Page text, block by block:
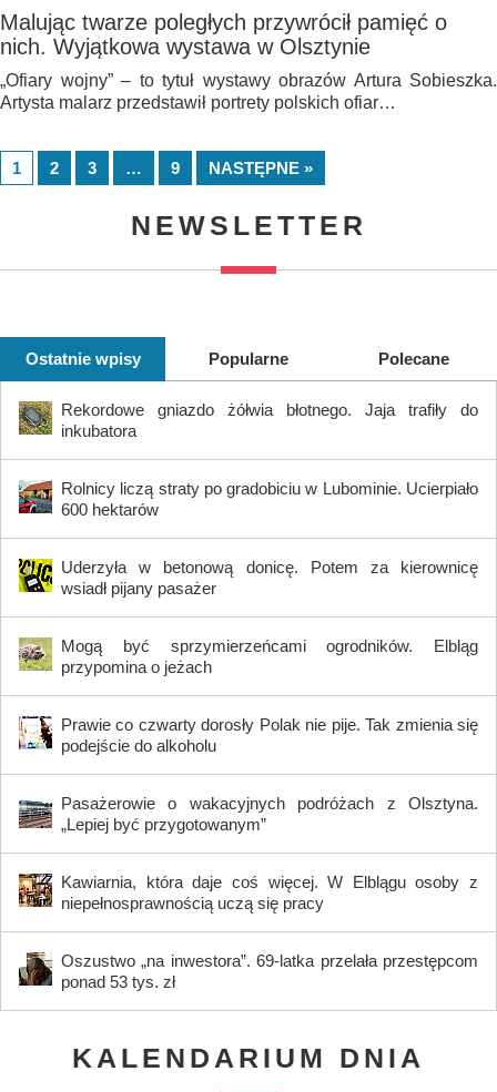
Malując twarze poległych przywrócił pamięć o
nich. Wyjątkowa wystawa w Olsztynie
„Ofiary wojny” – to tytuł wystawy obrazów Artura Sobieszka.
Artysta malarz przedstawił portrety polskich ofiar…
1 2 3 … 9 NASTĘPNE »
NEWSLETTER
Ostatnie wpisy Popularne Polecane
Rekordowe gniazdo żółwia błotnego. Jaja trafiły do
inkubatora
Rolnicy liczą straty po gradobiciu w Lubominie. Ucierpiało
600 hektarów
Uderzyła w betonową donicę. Potem za kierownicę
wsiadł pijany pasażer
Mogą być sprzymierzeńcami ogrodników. Elbląg
przypomina o jeżach
Prawie co czwarty dorosły Polak nie pije. Tak zmienia się
podejście do alkoholu
Pasażerowie o wakacyjnych podróżach z Olsztyna.
„Lepiej być przygotowanym”
Kawiarnia, która daje coś więcej. W Elblągu osoby z
niepełnosprawnością uczą się pracy
Oszustwo „na inwestora”. 69-latka przelała przestępcom
ponad 53 tys. zł
KALENDARIUM DNIA